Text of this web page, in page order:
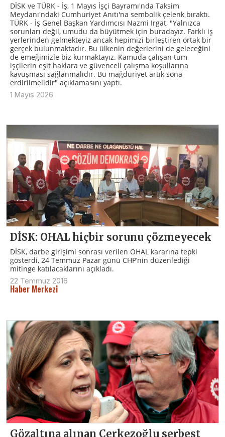
DİSK ve TÜRK - İş, 1 Mayıs İşçi Bayramı'nda Taksim
Meydanı'ndaki Cumhuriyet Anıtı'na sembolik çelenk bıraktı.
TÜRK - İş Genel Başkan Yardımcısı Nazmi Irgat, "Yalnızca
sorunları değil, umudu da büyütmek için buradayız. Farklı iş
yerlerinden gelmekteyiz ancak hepimizi birleştiren ortak bir
gerçek bulunmaktadır. Bu ülkenin değerlerini de geleceğini
de emeğimizle biz kurmaktayız. Kamuda çalışan tüm
işçilerin eşit haklara ve güvenceli çalışma koşullarına
kavuşması sağlanmalıdır. Bu mağduriyet artık sona
erdirilmelidir" açıklamasını yaptı.
1 Mayıs 2026
DİSK: OHAL hiçbir sorunu çözmeyecek
DİSK, darbe girişimi sonrası verilen OHAL kararına tepki
gösterdi, 24 Temmuz Pazar günü CHP’nin düzenlediği
mitinge katılacaklarını açıkladı.
22 Temmuz 2016
Haber Merkezi
Gözaltına alınan Çerkezoğlu serbest